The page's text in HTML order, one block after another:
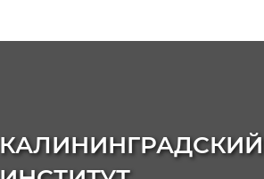
КАЛИНИНГРАДСКИЙ